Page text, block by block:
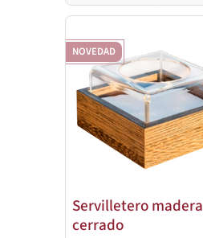
NOVEDAD
Servilletero madera
cerrado